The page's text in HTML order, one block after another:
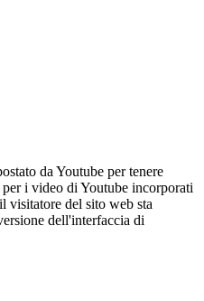
da Youtube per tenere
i video di Youtube incorporati
visitatore del sito web sta
dell'interfaccia di